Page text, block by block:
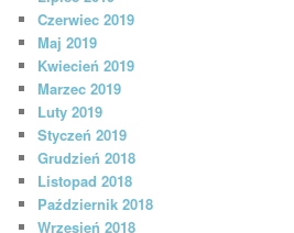
Czerwiec 2019
Maj 2019
Kwiecień 2019
Marzec 2019
Luty 2019
Styczeń 2019
Grudzień 2018
Listopad 2018
Październik 2018
Wrzesień 2018